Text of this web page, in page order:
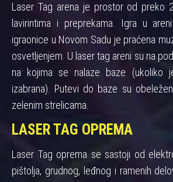
Laser Tag arena je prostor od preko
lavirintima i preprekama. Igra u
igraonice u Novom Sadu je praćena
osvetljenjem. U laser tag areni su na
na kojima se nalaze baze (ukoliko
izabrana). Putevi do baze su
zelenim strelicama.
LASER TAG OPREMA
Laser Tag oprema se sastoji od
pištolja, grudnog, leđnog i ramenih